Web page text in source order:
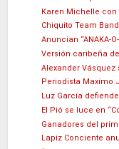
Karen Michelle
Chiquito Team
Anuncian “ANAKA-
Versión caribeña
Alexander
Periodista Maximo
Luz García
El Pió se luce en
Ganadores del
Lapiz Conciente